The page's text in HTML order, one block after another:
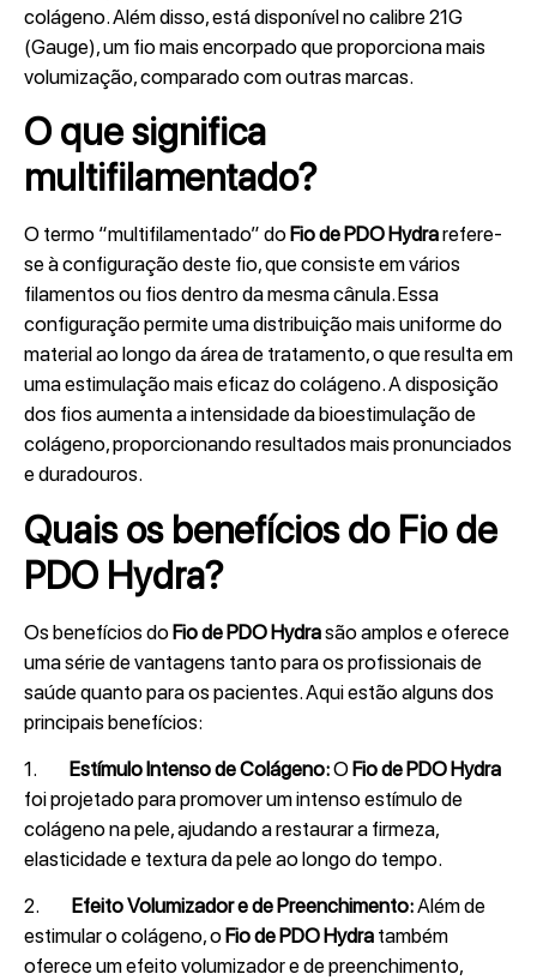
colágeno. Além disso, está disponível no calibre 21G
(Gauge), um fio mais encorpado que proporciona mais
volumização, comparado com outras marcas.
O que significa
multifilamentado?
O termo “multifilamentado” doFio de PDO Hydrarefere-
se à configuração deste fio, que consiste em vários
filamentos ou fios dentro da mesma cânula. Essa
configuração permite uma distribuição mais uniforme do
material ao longo da área de tratamento, o que resulta em
uma estimulação mais eficaz do colágeno. A disposição
dos fios aumenta a intensidade da bioestimulação de
colágeno, proporcionando resultados mais pronunciados
e duradouros.
Quais os benefícios do Fio de
PDO Hydra?
Os benefícios doFio de PDO Hydrasão amplos e oferece
uma série de vantagens tanto para os profissionais de
saúde quanto para os pacientes. Aqui estão alguns dos
principais benefícios:
1. Estímulo Intenso de Colágeno:OFio de PDO Hydra
foi projetado para promover um intenso estímulo de
colágeno na pele, ajudando a restaurar a firmeza,
elasticidade e textura da pele ao longo do tempo.
2. Efeito Volumizador e de Preenchimento:Além de
estimular o colágeno, oFio de PDO Hydra também
oferece um efeito volumizador e de preenchimento,